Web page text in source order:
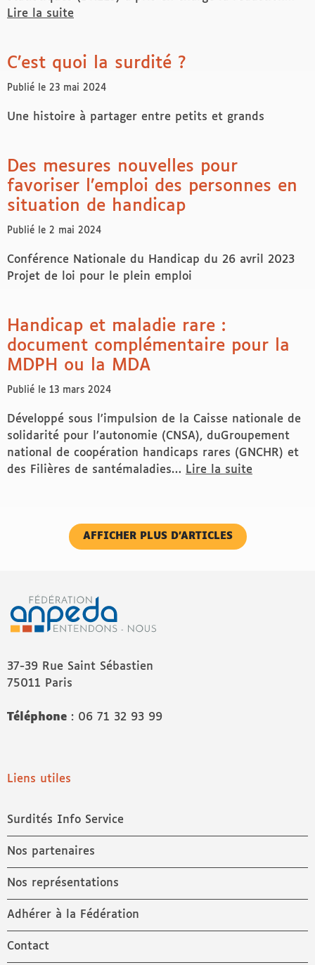
Lire la suite
C’est quoi la surdité ?
Publié le 23 mai 2024
Une histoire à partager entre petits et grands
Des mesures nouvelles pour
favoriser l’emploi des personnes en
situation de handicap
Publié le 2 mai 2024
Conférence Nationale du Handicap du 26 avril 2023
Projet de loi pour le plein emploi
Handicap et maladie rare :
document complémentaire pour la
MDPH ou la MDA
Publié le 13 mars 2024
Développé sous l’impulsion de la Caisse nationale de
solidarité pour l’autonomie (CNSA), duGroupement
national de coopération handicaps rares (GNCHR) et
des Filières de santémaladies… Lire la suite
AFFICHER PLUS D’ARTICLES
37-39 Rue Saint Sébastien
75011 Paris
Téléphone : 06 71 32 93 99
Liens utiles
Surdités Info Service
Nos partenaires
Nos représentations
Adhérer à la Fédération
Contact